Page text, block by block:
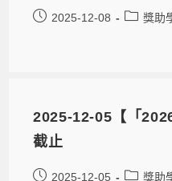
2025-12-08 獎助
2025-12-05【「
截止
2025-12-05 獎助